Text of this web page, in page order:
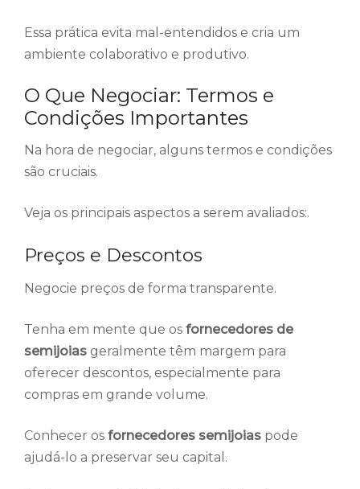
Essa prática evita mal-entendidos e cria um
ambiente colaborativo e produtivo.
O Que Negociar: Termos e
Condições Importantes
Na hora de negociar, alguns termos e condições
são cruciais.
Veja os principais aspectos a serem avaliados:.
Preços e Descontos
Negocie preços de forma transparente.
Tenha em mente que os fornecedores de
semijoias geralmente têm margem para
oferecer descontos, especialmente para
compras em grande volume.
Conhecer os fornecedores semijoias pode
ajudá-lo a preservar seu capital.